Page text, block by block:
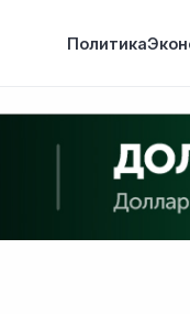
Политика